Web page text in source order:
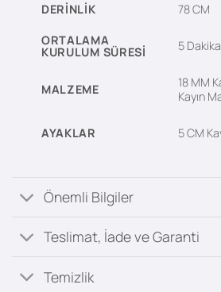
DERINLIK 78 CM
ORTALAMA
KURULUM SÜRESI 5 Dakika
MALZEME
18 MM
Kayın
AYAKLAR 5 CM
Önemli Bilgiler
Teslimat, İade ve Garanti
Temizlik